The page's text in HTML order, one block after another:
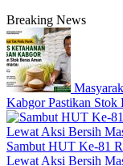
Breaking News
Kabgor Pastikan Stok
Sambut HUT Ke-81
Lewat Aksi Bersih